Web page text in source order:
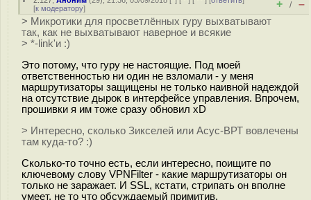
[к модератору] + / –
> Микротики для просветлённых гуру выхватывают
так, как не выхватывают наверное и всякие
> *-link'и :)
Это потому, что гуру не настоящие. Под моей
ответственностью ни один не взломали - у меня
маршрутизаторы защищены не только наивной надеждой
на отсутствие дырок в интерфейсе управления. Впрочем,
прошивки я им тоже сразу обновил xD
> Интересно, сколько Зикселей или Асус-ВРТ вовлечены
там куда-то? :)
Сколько-то точно есть, если интересно, поищите по
ключевому слову VPNFilter - какие маршрутизаторы он
только не заражает. И SSL, кстати, стрипать он вполне
умеет, не то что обсуждаемый примитив.